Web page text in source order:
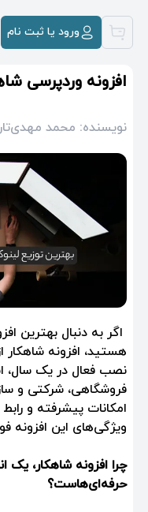
ورود یا ثبت نام
افزونه وردپرسی
نویسنده: محمد مهدی
اگر به دنبال بهترین
نصب فعال در یک سال،
فروشگاهی، شرکتی و
امکانات پیشرفته و
ویژگی‌های این افزونه
چرا افزونه شاهکار، یک
حرفه‌ای‌هاست؟